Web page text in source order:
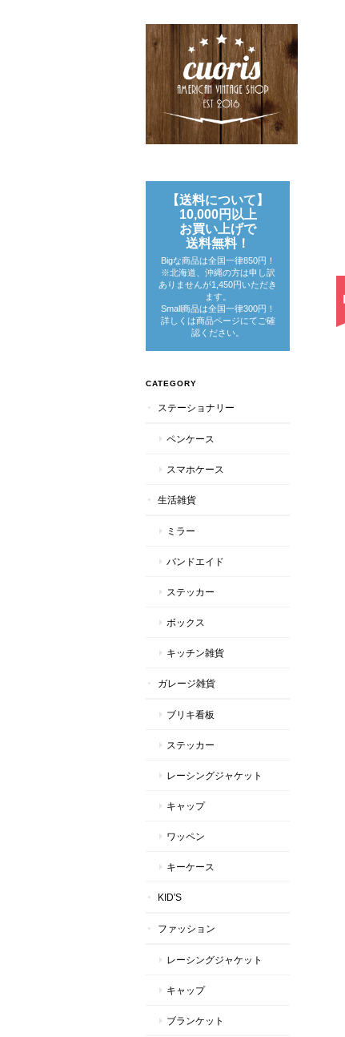
【送料について】
10,000円以上
お買い上げで
送料無料！
Bigな商品は全国一律850円！
※北海道、沖縄の方は申し訳
ありませんが1,450円いただき
ます。
Small商品は全国一律300円！
詳しくは商品ページにてご確
認ください。
CATEGORY
ステーショナリー
ペンケース
スマホケース
生活雑貨
ミラー
バンドエイド
ステッカー
ボックス
キッチン雑貨
ガレージ雑貨
ブリキ看板
ステッカー
レーシングジャケット
キャップ
ワッペン
キーケース
KID'S
ファッション
レーシングジャケット
キャップ
ブランケット